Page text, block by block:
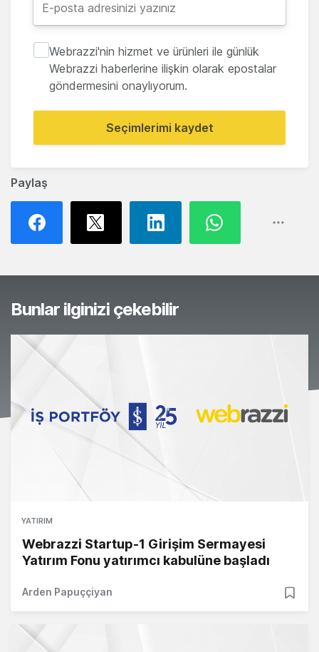
Paylaş
Webrazzi'nin hizmet ve ürünleri ile günlük
Webrazzi haberlerine ilişkin olarak epostalar
göndermesini onaylıyorum.
Seçimlerimi kaydet
Bunlar ilginizi çekebilir
YATIRIM
Webrazzi Startup-1 Girişim Sermayesi
Yatırım Fonu yatırımcı kabulüne başladı
Arden Papuççiyan